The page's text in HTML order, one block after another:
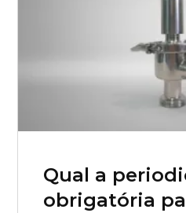
Qual a
obrigatória